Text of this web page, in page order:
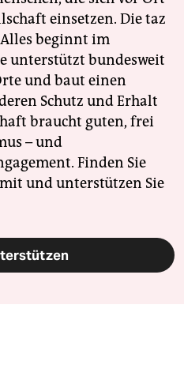
einsetzen. Die taz
beginnt im
unterstützt bundesweit
und baut einen
Schutz und Erhalt
braucht guten, frei
– und
Finden Sie
und unterstützen Sie